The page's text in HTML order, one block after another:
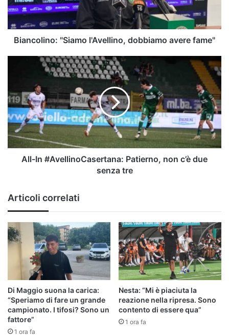
Biancolino: "Siamo l'Avellino, dobbiamo avere fame"
Patierno,
non
c’è
due
senza
tre
All-In #AvellinoCasertana: Patierno, non c’è due
senza tre
Articoli correlati
Di Maggio suona la carica:
“Speriamo di fare un grande
campionato. I tifosi? Sono un
fattore”
1 ora fa
Nesta: “Mi è piaciuta la
reazione nella ripresa. Sono
contento di essere qua”
1 ora fa